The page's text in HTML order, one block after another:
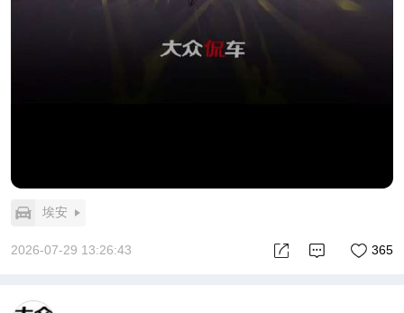
埃安
2026-07-29 13:26:43 365